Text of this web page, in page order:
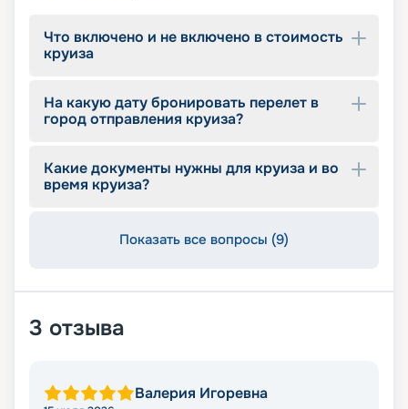
Что включено и не включено в стоимость
круиза
На какую дату бронировать перелет в
город отправления круиза?
Какие документы нужны для круиза и во
время круиза?
Показать все вопросы (9)
3 отзыва
Валерия Игоревна